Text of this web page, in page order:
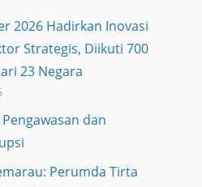
2026 Hadirkan Inovasi
Strategis, Diikuti 700
23 Negara
dan
Perumda Tirta